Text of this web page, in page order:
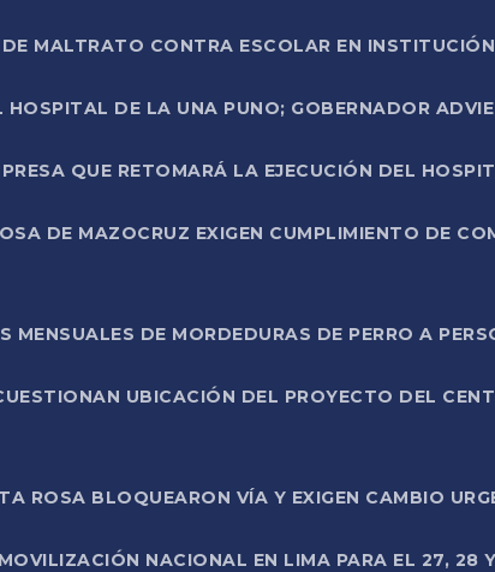
MALTRATO CONTRA ESCOLAR EN
DE LA UNA PUNO; GOBERNADOR
QUE RETOMARÁ LA EJECUCIÓN DEL
DE MAZOCRUZ EXIGEN CUMPLIMIENTO DE
DE MORDEDURAS DE PERRO A
UBICACIÓN DEL PROYECTO DEL
ROSA BLOQUEARON VÍA Y EXIGEN CAMBIO
NACIONAL EN LIMA PARA EL 27, 28